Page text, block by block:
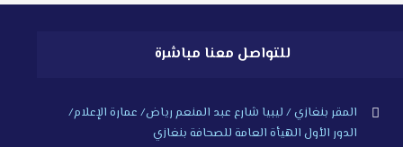
للتواصل معنا مباشرة
المقر بنغازي / ليبيا شارع عبد المنعم رياض/ عمارة الإعلام/
الدور الأول الهيأة العامة للصحافة بنغازي